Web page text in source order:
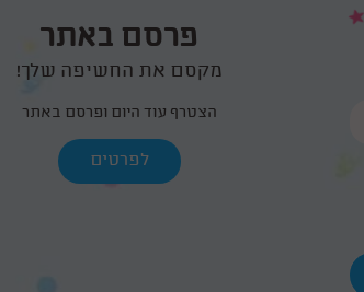
פרסם באתר
מקסם את החשיפה שלך!
הצטרף עוד היום ופרסם באתר
לפרטים